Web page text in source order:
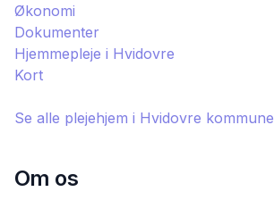
Økonomi
Dokumenter
Hjemmepleje i Hvidovre
Kort
Se alle plejehjem i Hvidovre kommune
Om os